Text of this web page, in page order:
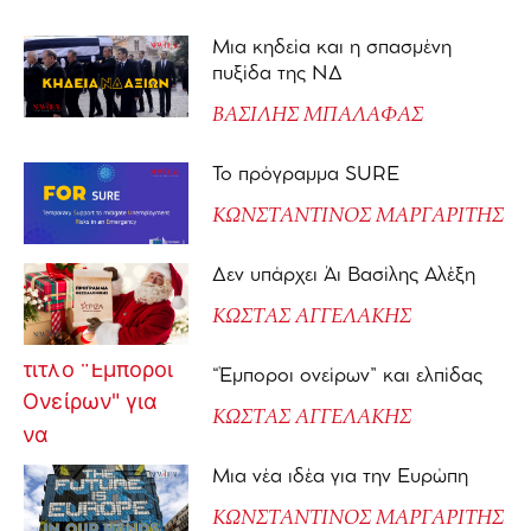
Μια κηδεία και η σπασμένη
πυξίδα της ΝΔ
ΒΑΣΙΛΗΣ ΜΠΑΛΑΦΑΣ
Το πρόγραμμα SURE
ΚΩΝΣΤΑΝΤΙΝΟΣ ΜΑΡΓΑΡΙΤΗΣ
Δεν υπάρχει Άι Βασίλης Αλέξη
ΚΩΣΤΑΣ ΑΓΓΕΛΑΚΗΣ
“Έμποροι ονείρων” και ελπίδας
ΚΩΣΤΑΣ ΑΓΓΕΛΑΚΗΣ
Μια νέα ιδέα για την Ευρώπη
ΚΩΝΣΤΑΝΤΙΝΟΣ ΜΑΡΓΑΡΙΤΗΣ